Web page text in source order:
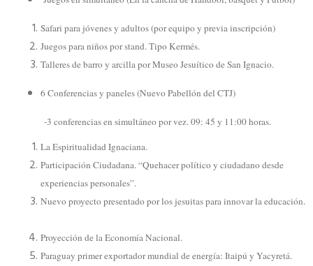
Safari para jóvenes y adultos (por equipo y previa inscripción)
Juegos para niños por stand. Tipo Kermés.
Talleres de barro y arcilla por Museo Jesuítico de San Ignacio.
6 Conferencias y paneles (Nuevo Pabellón del CTJ)
-3 conferencias en simultáneo por vez. 09: 45 y 11:00 horas.
La Espiritualidad Ignaciana.
Participación Ciudadana. “Quehacer político y ciudadano desde
experiencias personales”.
Nuevo proyecto presentado por los jesuitas para innovar la educación.
Proyección de la Economía Nacional.
Paraguay primer exportador mundial de energía: Itaipú y Yacyretá.